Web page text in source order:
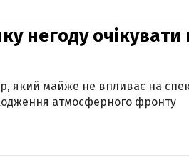
негоду очікувати
який майже не впливає на
атмосферного фронту